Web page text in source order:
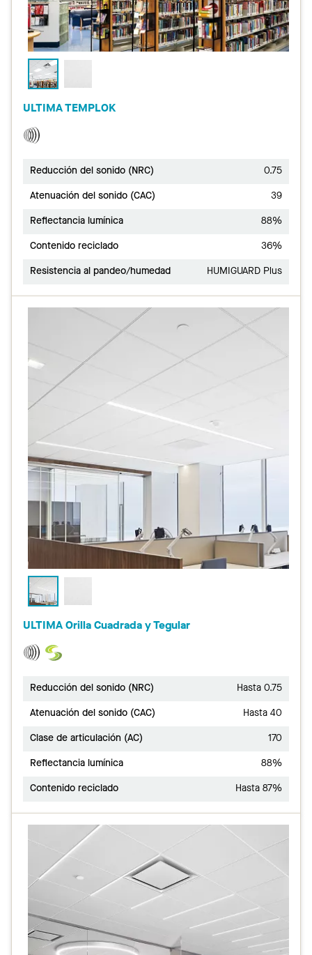
ULTIMA TEMPLOK
Reducción del sonido (NRC)
0.75
Atenuación del sonido (CAC)
39
Reflectancia lumínica
88%
Contenido reciclado
36%
Resistencia al pandeo/humedad
HUMIGUARD Plus
ULTIMA Orilla Cuadrada y Tegular
Reducción del sonido (NRC)
Hasta 0.75
Atenuación del sonido (CAC)
Hasta 40
Clase de articulación (AC)
170
Reflectancia lumínica
88%
Contenido reciclado
Hasta 87%